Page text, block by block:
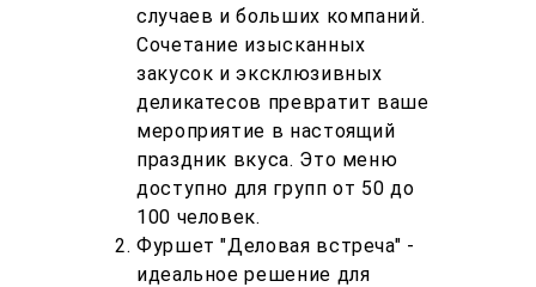
случаев и больших компаний.
Сочетание изысканных
закусок и эксклюзивных
деликатесов превратит ваше
мероприятие в настоящий
праздник вкуса. Это меню
доступно для групп от 50 до
100 человек.
Фуршет "Деловая встреча" -
идеальное решение для